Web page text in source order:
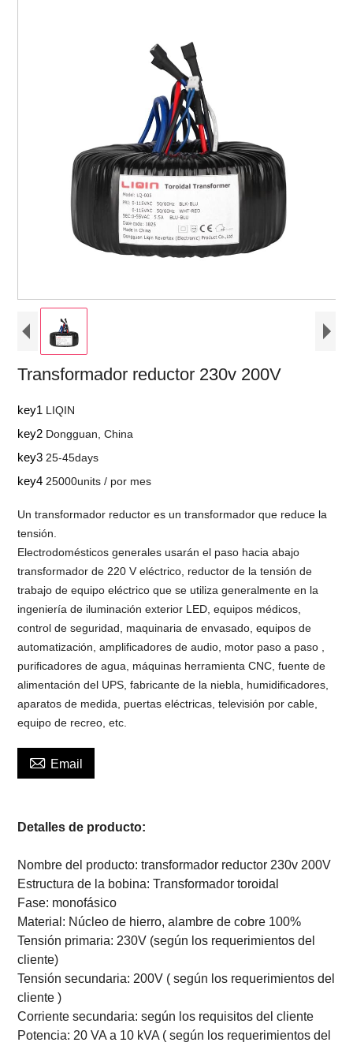
Transformador reductor 230v 200V
key1 LIQIN
key2 Dongguan, China
key3 25-45days
key4 25000units / por mes
Un transformador reductor es un transformador que reduce la
tensión.
Electrodomésticos generales usarán el paso hacia abajo
transformador de 220 V eléctrico, reductor de la tensión de
trabajo de equipo eléctrico que se utiliza generalmente en la
ingeniería de iluminación exterior LED, equipos médicos,
control de seguridad, maquinaria de envasado, equipos de
automatización, amplificadores de audio, motor paso a paso ,
purificadores de agua, máquinas herramienta CNC, fuente de
alimentación del UPS, fabricante de la niebla, humidificadores,
aparatos de medida, puertas eléctricas, televisión por cable,
equipo de recreo, etc.
 Email
Detalles de producto:
Nombre del producto: transformador reductor 230v 200V
Estructura de la bobina: Transformador toroidal
Fase: monofásico
Material: Núcleo de hierro, alambre de cobre 100%
Tensión primaria: 230V (según los requerimientos del
cliente)
Tensión secundaria: 200V (según los requerimientos del
cliente )
Corriente secundaria:según los requisitos del cliente
Potencia: 20 VA a 10 kVA (según los requerimientos del